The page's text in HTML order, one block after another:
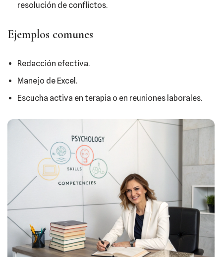
resolución de conflictos.
Ejemplos comunes
Redacción efectiva.
Manejo de Excel.
Escucha activa en terapia o en reuniones laborales.